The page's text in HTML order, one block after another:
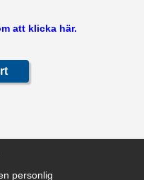
att klicka här.
personlig